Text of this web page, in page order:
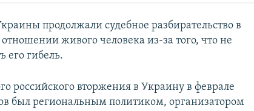
продолжали судебное разбирательство в
живого человека из-за того, что не
его гибель.
российского вторжения в Украину в феврале
был региональным политиком, организатором